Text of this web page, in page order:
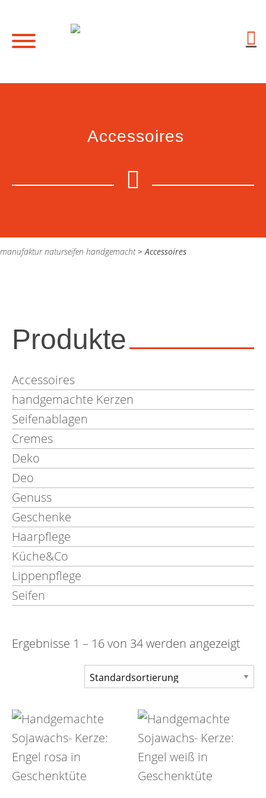
Accessoires
manufaktur naturseifen handgemacht>Accessoires
Produkte
Accessoires
handgemachte Kerzen
Seifenablagen
Cremes
Deko
Deo
Genuss
Geschenke
Haarpflege
Küche&Co
Lippenpflege
Seifen
Ergebnisse 1 – 16 von 34 werden angezeigt